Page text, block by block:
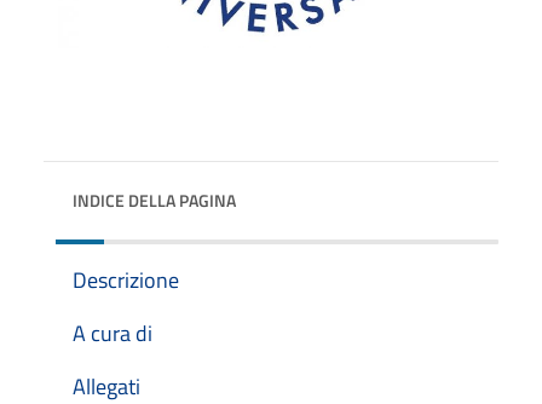
INDICE DELLA PAGINA
Descrizione
A cura di
Allegati